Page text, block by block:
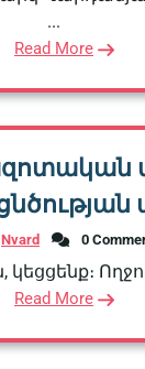
...
Read More
Nvard 0
Read More